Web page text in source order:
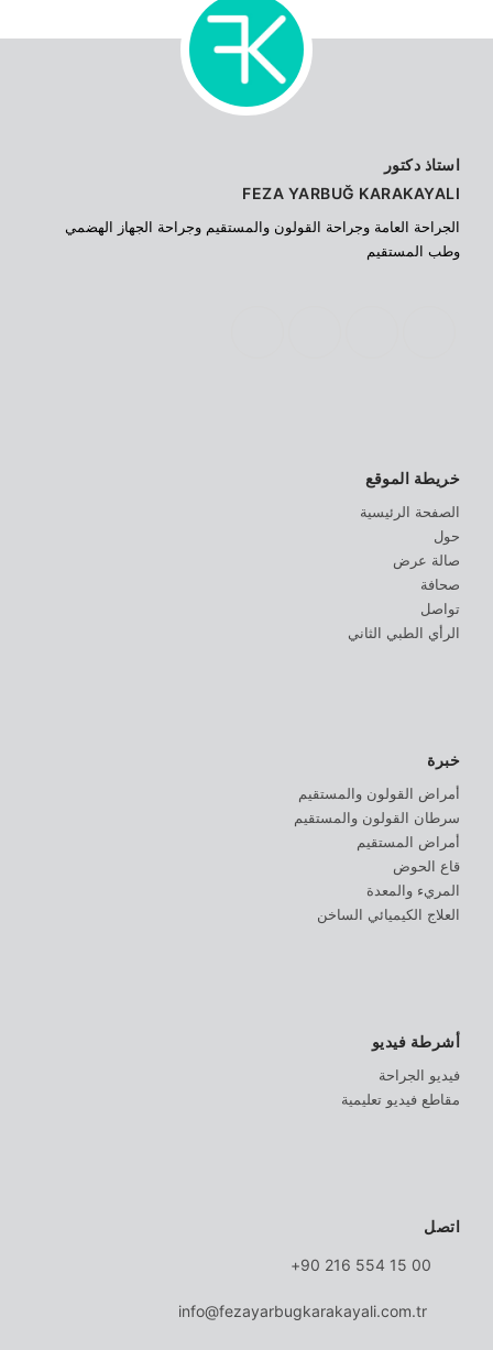
استاذ دكتور
FEZA YARBUĞ KARAKAYALI
الجراحة العامة وجراحة القولون والمستقيم وجراحة الجهاز الهضمي
وطب المستقيم
خريطة الموقع
الصفحة الرئيسية
حول
صالة عرض
صحافة
تواصل
الرأي الطبي الثاني
خبرة
أمراض القولون والمستقيم
سرطان القولون والمستقيم
أمراض المستقيم
قاع الحوض
المريء والمعدة
العلاج الكيميائي الساخن
أشرطة فيديو
فيديو الجراحة
مقاطع فيديو تعليمية
اتصل
00 15 554 216 90+
info@fezayarbugkarakayali.com.tr